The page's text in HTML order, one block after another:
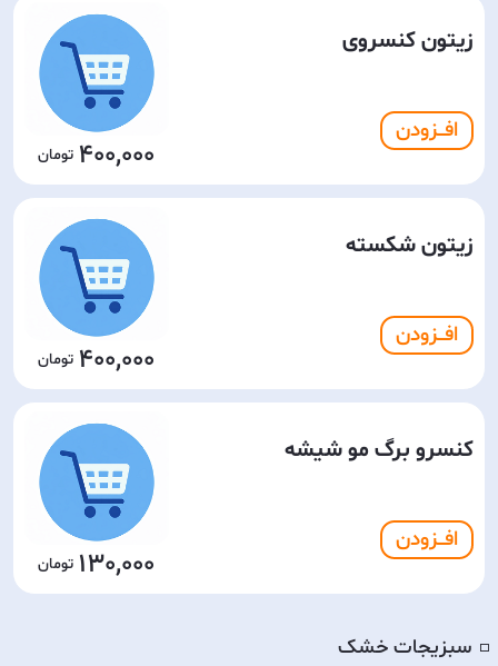
زیتون کنسروی
افـــزودن
400,000
زیتون شکسته
افـــزودن
400,000
کنسرو برگ مو شیشه
افـــزودن
130,000
◽️ سبزیجات خشک